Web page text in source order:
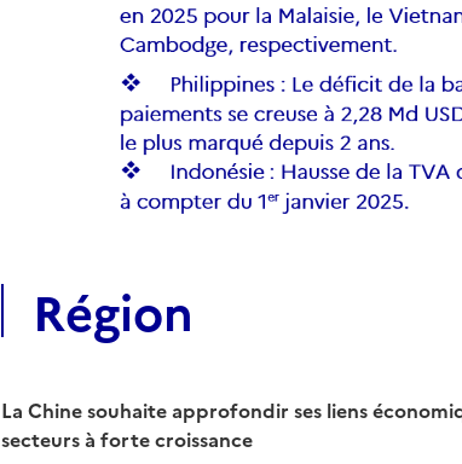
Région
La Chine souhaite approfondir ses liens
secteurs à forte croissance